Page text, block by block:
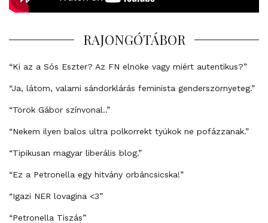
RAJONGÓTÁBOR
“Ki az a Sós Eszter? Az FN elnöke vagy miért autentikus?”
“Ja, látom, valami sándorklárás feminista genderszörnyeteg.”
“Török Gábor színvonal..”
“Nekem ilyen balos ultra polkorrekt tyúkok ne pofázzanak.”
“Tipikusan magyar liberális blog.”
“Ez a Petronella egy hitvány orbáncsicska!”
“Igazi NER lovagina <3”
“Petronella Tiszás”